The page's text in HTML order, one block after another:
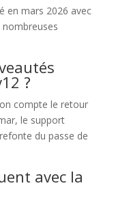
en mars 2026 avec
?
compte le retour
le support
du passe de
avec la